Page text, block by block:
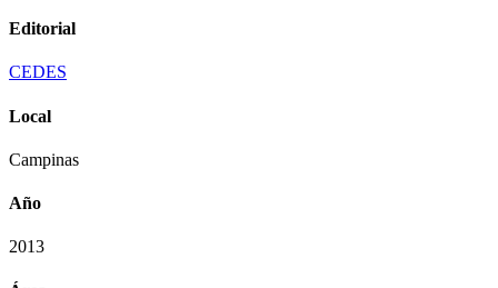
Editorial
CEDES
Local
Campinas
Año
2013